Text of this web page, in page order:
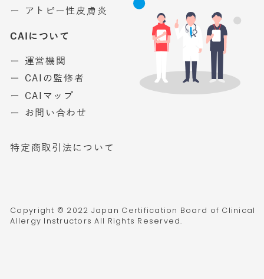
ー アトピー性皮膚炎
CAIについて
ー 運営機関
ー CAIの監修者
ー CAIマップ
ー お問い合わせ
特定商取引法について
Copyright © 2022 Japan Certification Board of Clinical
Allergy Instructors All Rights Reserved.